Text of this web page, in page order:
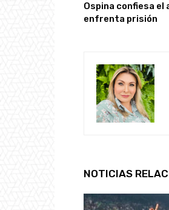
Ospina confiesa
enfrenta prisión
NOTICIAS